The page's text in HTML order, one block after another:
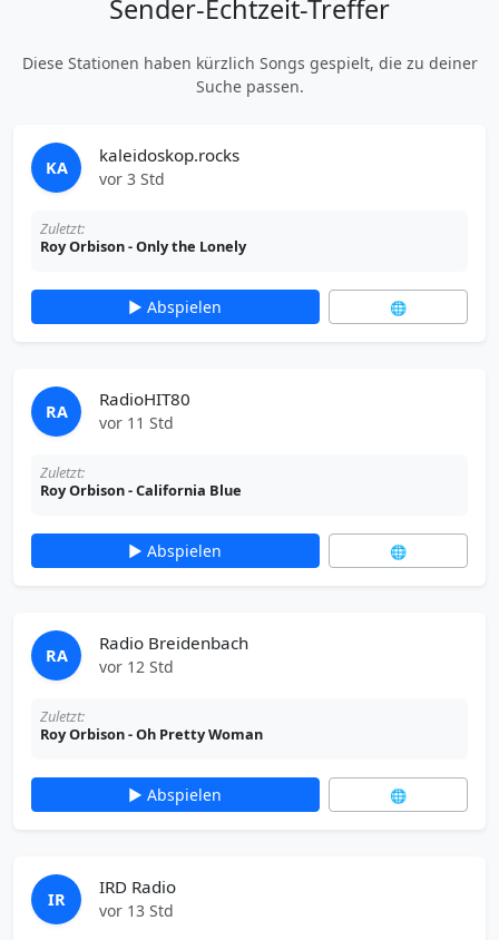
Sender-Echtzeit-Treffer
Diese Stationen haben kürzlich Songs gespielt, die zu deiner
Suche passen.
KA
kaleidoskop.rocks
vor 3 Std
Zuletzt:
Roy Orbison - Only the Lonely
▶ Abspielen 🌐
RA
RadioHIT80
vor 11 Std
Zuletzt:
Roy Orbison - California Blue
▶ Abspielen 🌐
RA
Radio Breidenbach
vor 12 Std
Zuletzt:
Roy Orbison - Oh Pretty Woman
▶ Abspielen 🌐
IR
IRD Radio
vor 13 Std